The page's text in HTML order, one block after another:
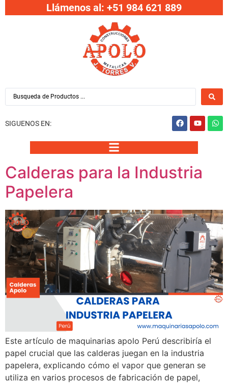
Llámenos al: +51 984 621 889
SIGUENOS EN:
Calderas para la Industria
Papelera
Este artículo de maquinarias apolo Perú describiría el
papel crucial que las calderas juegan en la industria
papelera, explicando cómo el vapor que generan se
utiliza en varios procesos de fabricación de papel,